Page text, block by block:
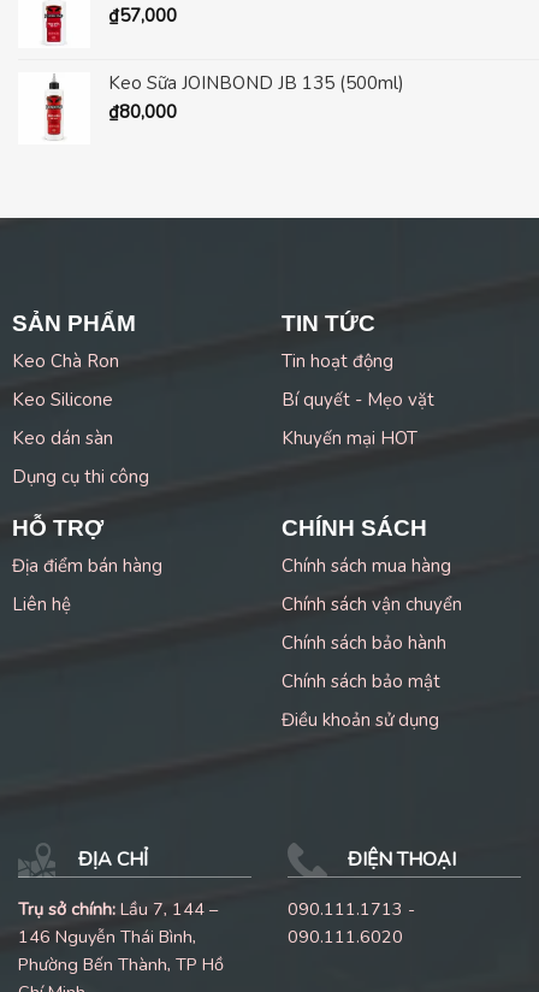
₫57,000
Keo Sữa JOINBOND JB 135 (500ml)
₫80,000
SẢN PHẨM
Keo Chà Ron
Keo Silicone
Keo dán sàn
Dụng cụ thi công
TIN TỨC
Tin hoạt động
Bí quyết - Mẹo vặt
Khuyến mại HOT
HỖ TRỢ
Địa điểm bán hàng
Liên hệ
CHÍNH SÁCH
Chính sách mua hàng
Chính sách vận chuyển
Chính sách bảo hành
Chính sách bảo mật
Điều khoản sử dụng
ĐỊA CHỈ
Trụ sở chính: Lầu 7, 144 –
146 Nguyễn Thái Bình,
Phường Bến Thành, TP Hồ
ĐIỆN THOẠI
090.111.1713 -
090.111.6020